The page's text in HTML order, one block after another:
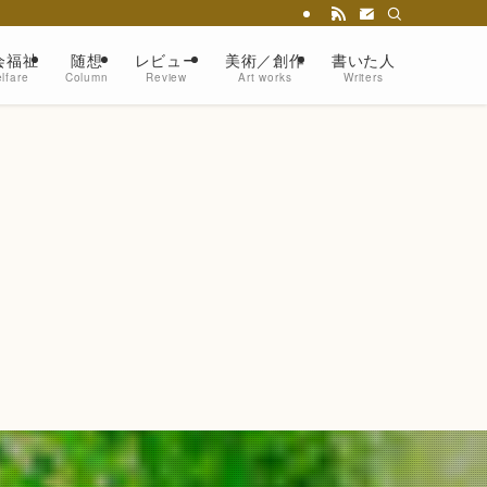
福祉 随想
Column
レビュー
Review
美術／創作
Art works
書いた人
Writers